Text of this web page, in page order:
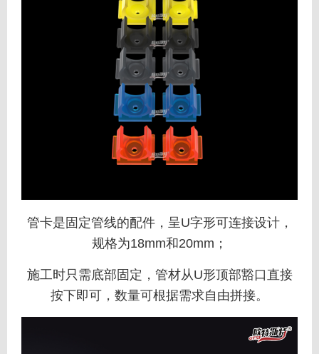
管卡是固定管线的配件，呈U字形可连接设计，
规格为18mm和20mm；
施工时只需底部固定，管材从U形顶部豁口直接
按下即可，数量可根据需求自由拼接。